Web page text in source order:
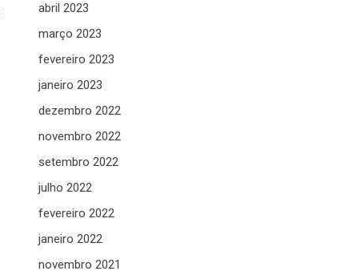
abril 2023
março 2023
fevereiro 2023
janeiro 2023
dezembro 2022
novembro 2022
setembro 2022
julho 2022
fevereiro 2022
janeiro 2022
novembro 2021